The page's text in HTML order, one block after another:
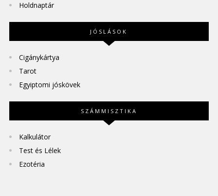
Holdnaptár
JÓSLÁSOK
Cigánykártya
Tarot
Egyiptomi jóskövek
SZÁMMISZTIKA
Kalkulátor
Test és Lélek
Ezotéria